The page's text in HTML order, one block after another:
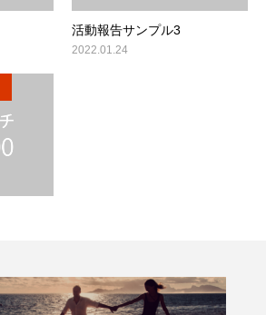
活動報告サンプル3
2022.01.24